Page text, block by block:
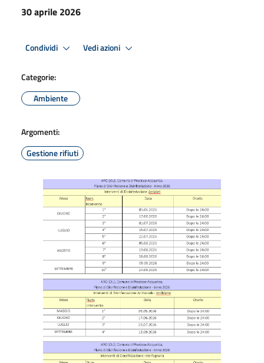
30 aprile 2026
Condividi Vedi azioni
Categorie:
Ambiente
Argomenti:
Gestione rifiuti